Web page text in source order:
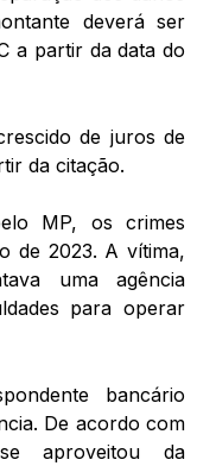
deverá ser
a partir da data do
de juros de
da citação.
MP, os crimes
de 2023. A vítima,
uma agência
para operar
bancário
De acordo com
aproveitou da